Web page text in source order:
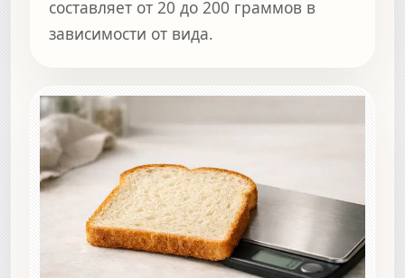
составляет от 20 до 200 граммов в
зависимости от вида.